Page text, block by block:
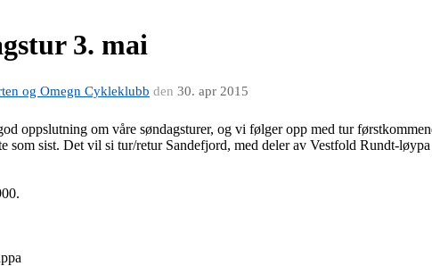
3. mai
og Omegn Cykleklubb den 30. apr 2015
oppslutning om våre søndagsturer, og vi følger opp med tur
som sist. Det vil si tur/retur Sandefjord, med deler av Vestfold Rundt-